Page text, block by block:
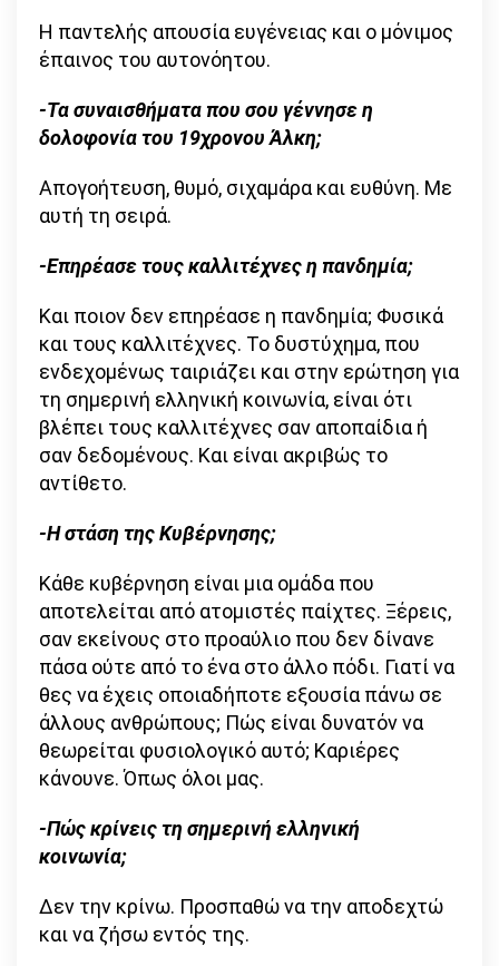
Η παντελής απουσία ευγένειας και ο μόνιμος
έπαινος του αυτονόητου.
-Τα συναισθήματα που σου γέννησε η
δολοφονία του 19χρονου Άλκη;
Απογοήτευση, θυμό, σιχαμάρα και ευθύνη. Με
αυτή τη σειρά.
-Επηρέασε τους καλλιτέχνες η πανδημία;
Και ποιον δεν επηρέασε η πανδημία; Φυσικά
και τους καλλιτέχνες. Το δυστύχημα, που
ενδεχομένως ταιριάζει και στην ερώτηση για
τη σημερινή ελληνική κοινωνία, είναι ότι
βλέπει τους καλλιτέχνες σαν αποπαίδια ή
σαν δεδομένους. Και είναι ακριβώς το
αντίθετο.
-Η στάση της Κυβέρνησης;
Κάθε κυβέρνηση είναι μια ομάδα που
αποτελείται από ατομιστές παίχτες. Ξέρεις,
σαν εκείνους στο προαύλιο που δεν δίνανε
πάσα ούτε από το ένα στο άλλο πόδι. Γιατί να
θες να έχεις οποιαδήποτε εξουσία πάνω σε
άλλους ανθρώπους; Πώς είναι δυνατόν να
θεωρείται φυσιολογικό αυτό; Καριέρες
κάνουνε. Όπως όλοι μας.
-Πώς κρίνεις τη σημερινή ελληνική
κοινωνία;
Δεν την κρίνω. Προσπαθώ να την αποδεχτώ
και να ζήσω εντός της.